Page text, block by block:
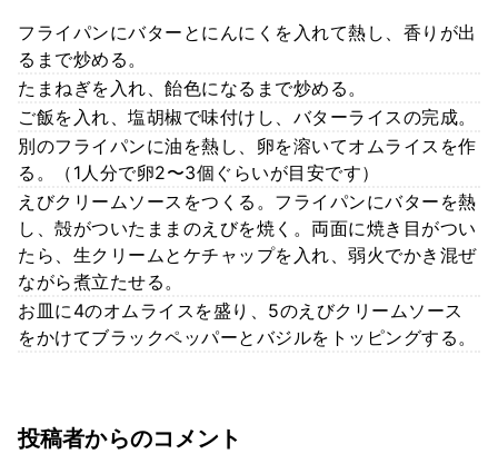
フライパンにバターとにんにくを入れて熱し、香りが出
るまで炒める。
たまねぎを入れ、飴色になるまで炒める。
ご飯を入れ、塩胡椒で味付けし、バターライスの完成。
別のフライパンに油を熱し、卵を溶いてオムライスを作
る。（1人分で卵2〜3個ぐらいが目安です）
えびクリームソースをつくる。フライパンにバターを熱
し、殻がついたままのえびを焼く。両面に焼き目がつい
たら、生クリームとケチャップを入れ、弱火でかき混ぜ
ながら煮立たせる。
お皿に4のオムライスを盛り、5のえびクリームソース
をかけてブラックペッパーとバジルをトッピングする。
投稿者からのコメント